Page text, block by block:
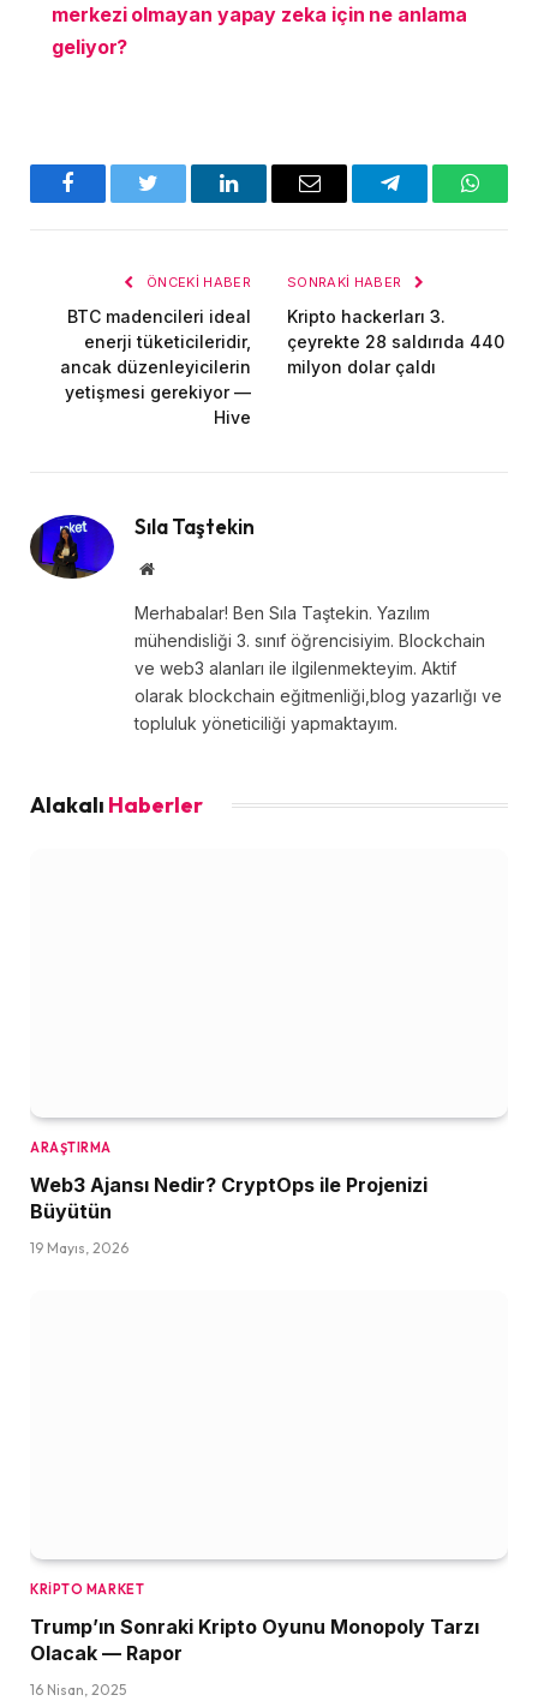
merkezi olmayan yapay zeka için ne anlama
geliyor?
FacebookTwitter LinkedInE-
Telegram
ÖNCEKI HABER
BTC madencileri ideal
enerji tüketicileridir,
ancak düzenleyicilerin
yetişmesi gerekiyor —
Hive
SONRAKI HABER
Kripto hackerları 3.
çeyrekte 28 saldırıda 440
milyon dolar çaldı
Sıla Taştekin
Website
Merhabalar! Ben Sıla Taştekin. Yazılım
mühendisliği 3. sınıf öğrencisiyim. Blockchain
ve web3 alanları ile ilgilenmekteyim. Aktif
olarak blockchain eğitmenliği,blog yazarlığı ve
topluluk yöneticiliği yapmaktayım.
Alakalı Haberler
ARAŞTIRMA
Web3 Ajansı Nedir? CryptOps ile Projenizi
Büyütün
19 Mayıs, 2026
KRIPTO MARKET
Trump’ın Sonraki Kripto Oyunu Monopoly Tarzı
Olacak — Rapor
16 Nisan, 2025